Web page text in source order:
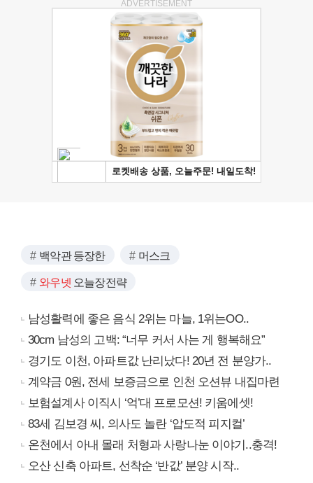
ADVERTISEMENT
백악관 등장한 머스크
와우넷 오늘장전략
남성활력에 좋은 음식 2위는 마늘, 1위는OO..
30cm 남성의 고백: “너무 커서 사는 게 행복해요”
경기도 이천, 아파트값 난리났다! 20년 전 분양가..
계약금 0원, 전세 보증금으로 인천 오션뷰 내집마련
보험설계사 이직시 ‘억’대 프로모션! 키움에셋!
83세 김보경 씨, 의사도 놀란 ‘압도적 피지컬’
온천에서 아내 몰래 처형과 사랑나눈 이야기..충격!
오산 신축 아파트, 선착순 ‘반값’ 분양 시작..